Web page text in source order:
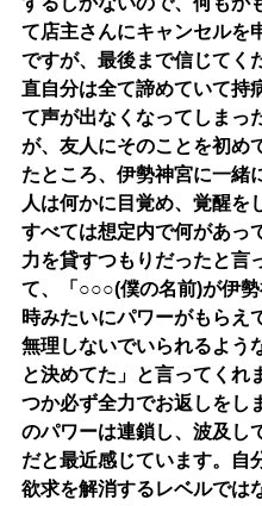
て店主さんにキャンセルを
ですが、最後まで信じてく
直自分は全て諦めていて持
て声が出なくなってしまっ
が、友人にそのことを初め
たところ、伊勢神宮に一緒
人は何かに目覚め、覚醒を
すべては想定内で何があっ
力を貸すつもりだったと言
て、「○○○(僕の名前)が伊
時みたいにパワーがもらえ
無理しないでいられるよう
と決めてた」と言ってくれ
つか必ず全力でお返しをし
のパワーは連鎖し、波及し
だと最近感じています。自
欲求を解消するレベルでは